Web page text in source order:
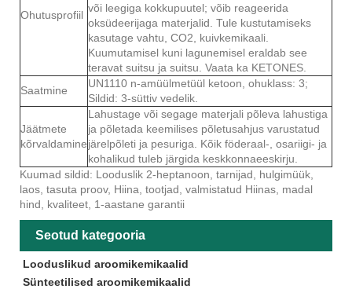
Ohutusprofiil
või leegiga kokkupuutel; võib reageerida
oksüdeerijaga materjalid. Tule kustutamiseks
kasutage vahtu, CO2, kuivkemikaali.
Kuumutamisel kuni lagunemisel eraldab see
teravat suitsu ja suitsu. Vaata ka KETONES.
Saatmine
UN1110 n-amüülmetüül ketoon, ohuklass: 3;
Sildid: 3-süttiv vedelik.
Jäätmete
kõrvaldamine
Lahustage või segage materjali põleva lahustiga
ja põletada keemilises põletusahjus varustatud
järelpõleti ja pesuriga. Kõik föderaal-, osariigi- ja
kohalikud tuleb järgida keskkonnaeeskirju.
Kuumad sildid: Looduslik 2-heptanoon, tarnijad, hulgimüük,
laos, tasuta proov, Hiina, tootjad, valmistatud Hiinas, madal
hind, kvaliteet, 1-aastane garantii
Seotud kategooria
Looduslikud aroomikemikaalid
Sünteetilised aroomikemikaalid